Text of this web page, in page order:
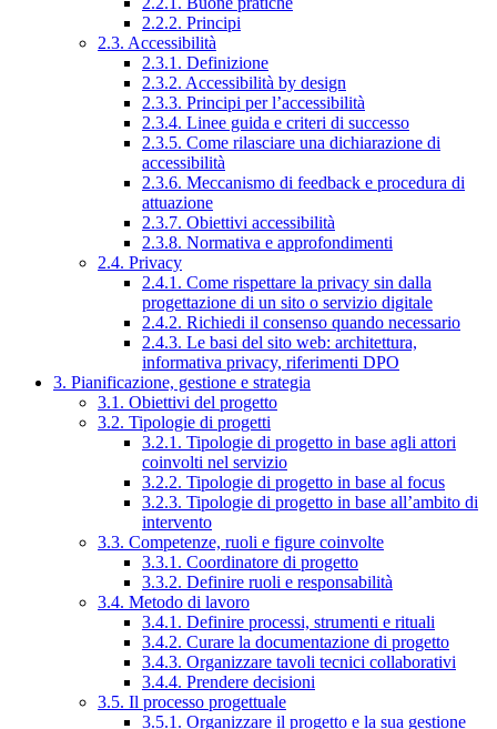
2.2.2. Principi
2.3. Accessibilità
2.3.1. Definizione
2.3.2. Accessibilità by design
2.3.3. Principi per l’accessibilità
2.3.4. Linee guida e criteri di successo
2.3.5. Come rilasciare una dichiarazione di
accessibilità
2.3.6. Meccanismo di feedback e procedura di
attuazione
2.3.7. Obiettivi accessibilità
2.3.8. Normativa e approfondimenti
2.4. Privacy
2.4.1. Come rispettare la privacy sin dalla
progettazione di un sito o servizio digitale
2.4.2. Richiedi il consenso quando necessario
2.4.3. Le basi del sito web: architettura,
informativa privacy, riferimenti DPO
3. Pianificazione, gestione e strategia
3.1. Obiettivi del progetto
3.2. Tipologie di progetti
3.2.1. Tipologie di progetto in base agli attori
coinvolti nel servizio
3.2.2. Tipologie di progetto in base al focus
3.2.3. Tipologie di progetto in base all’ambito di
intervento
3.3. Competenze, ruoli e figure coinvolte
3.3.1. Coordinatore di progetto
3.3.2. Definire ruoli e responsabilità
3.4. Metodo di lavoro
3.4.1. Definire processi, strumenti e rituali
3.4.2. Curare la documentazione di progetto
3.4.3. Organizzare tavoli tecnici collaborativi
3.4.4. Prendere decisioni
3.5. Il processo progettuale
3.5.1. Organizzare il progetto e la sua gestione